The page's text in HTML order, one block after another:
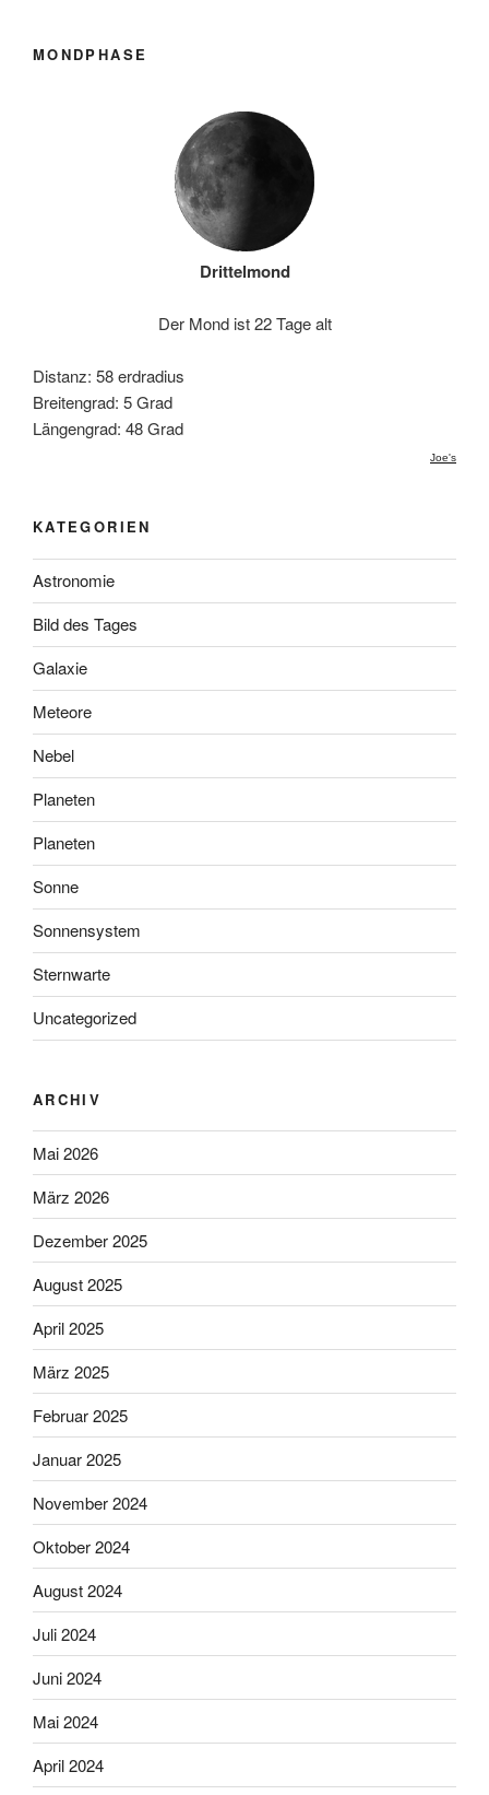
MONDPHASE
Drittelmond
Der Mond ist 22 Tage alt
Distanz: 58 erdradius
Breitengrad: 5 Grad
Längengrad: 48 Grad
Joe's
KATEGORIEN
Astronomie
Bild des Tages
Galaxie
Meteore
Nebel
Planeten
Planeten
Sonne
Sonnensystem
Sternwarte
Uncategorized
ARCHIV
Mai 2026
März 2026
Dezember 2025
August 2025
April 2025
März 2025
Februar 2025
Januar 2025
November 2024
Oktober 2024
August 2024
Juli 2024
Juni 2024
Mai 2024
April 2024